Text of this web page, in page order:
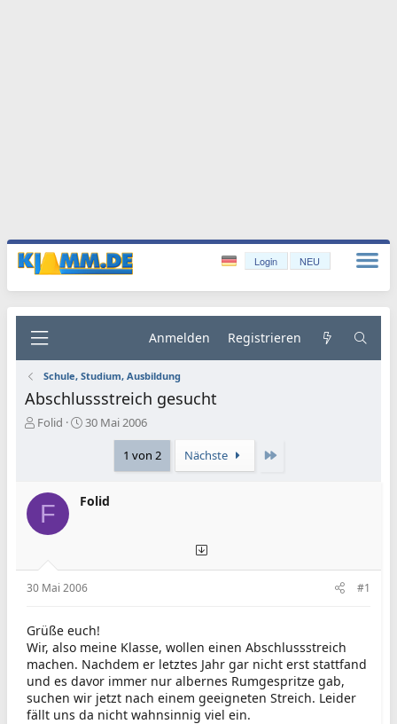
Login NEU
Anmelden Registrieren
Schule, Studium, Ausbildung
Abschlussstreich gesucht
E
l
e
Folid
E
l
30 Mai 2006
1 von 2 Nächste
F Folid
30 Mai 2006 #1
Grüße euch!
Wir, also meine Klasse, wollen einen Abschlussstreich
machen. Nachdem er letztes Jahr gar nicht erst stattfand
und es davor immer nur albernes Rumgespritze gab,
suchen wir jetzt nach einem geeigneten Streich. Leider
fällt uns da nicht wahnsinnig viel ein.